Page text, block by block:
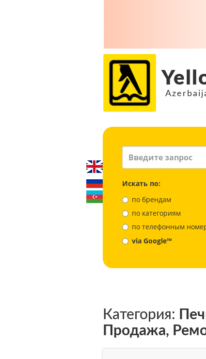
Искать по:
по брендам
по категориям
по телефонным
via Google™
Категория:
Продажа,